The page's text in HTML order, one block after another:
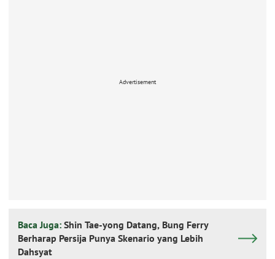
Advertisement
Baca Juga: Shin Tae-yong Datang, Bung Ferry
Berharap Persija Punya Skenario yang Lebih
Dahsyat